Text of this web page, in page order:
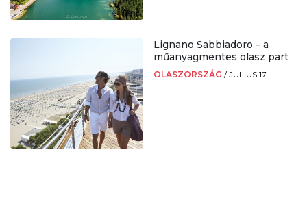
Lignano Sabbiadoro – a
műanyagmentes olasz part
OLASZORSZÁG /JÚLIUS 17.